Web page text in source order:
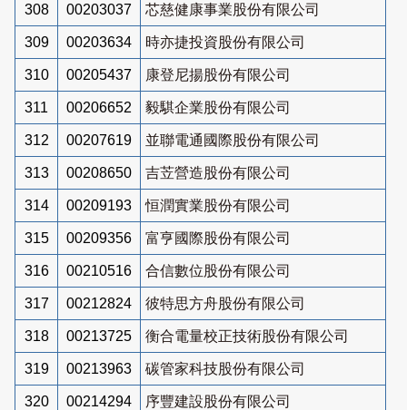
308 00203037 芯慈健康事業股份有限公司
309 00203634 時亦捷投資股份有限公司
310 00205437 康登尼揚股份有限公司
311 00206652 毅騏企業股份有限公司
312 00207619 並聯電通國際股份有限公司
313 00208650 吉苙營造股份有限公司
314 00209193 恒潤實業股份有限公司
315 00209356 富亨國際股份有限公司
316 00210516 合信數位股份有限公司
317 00212824 彼特思方舟股份有限公司
318 00213725 衡合電量校正技術股份有限公司
319 00213963 碳管家科技股份有限公司
320 00214294 序豐建設股份有限公司